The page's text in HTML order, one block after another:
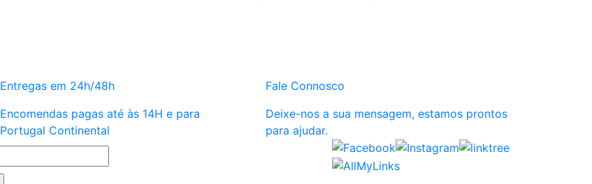
Entregas em 24h/48h
Encomendas pagas até às 14H e para
Portugal Continental
Fale Connosco
Deixe-nos a sua mensagem, estamos prontos
para ajudar.